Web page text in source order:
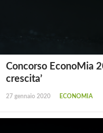
Concorso EconoMia
crescita’
27 gennaio 2020 ECONOMIA